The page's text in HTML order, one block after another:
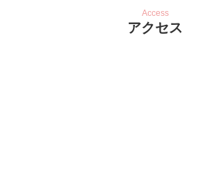
Access
アクセス